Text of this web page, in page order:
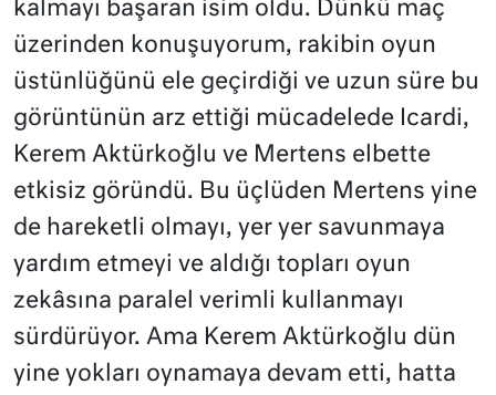
kalmayı başaran isim oldu. Dünkü maç
üzerinden konuşuyorum, rakibin oyun
üstünlüğünü ele geçirdiği ve uzun süre bu
görüntünün arz ettiği mücadelede Icardi,
Kerem Aktürkoğlu ve Mertens elbette
etkisiz göründü. Bu üçlüden Mertens yine
de hareketli olmayı, yer yer savunmaya
yardım etmeyi ve aldığı topları oyun
zekâsına paralel verimli kullanmayı
sürdürüyor. Ama Kerem Aktürkoğlu dün
yine yokları oynamaya devam etti, hatta